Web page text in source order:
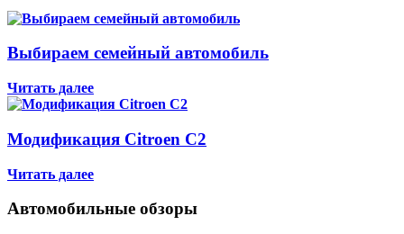
Выбираем семейный автомобиль
Читать далее
Модификация Citroen С2
Читать далее
Автомобильные обзоры